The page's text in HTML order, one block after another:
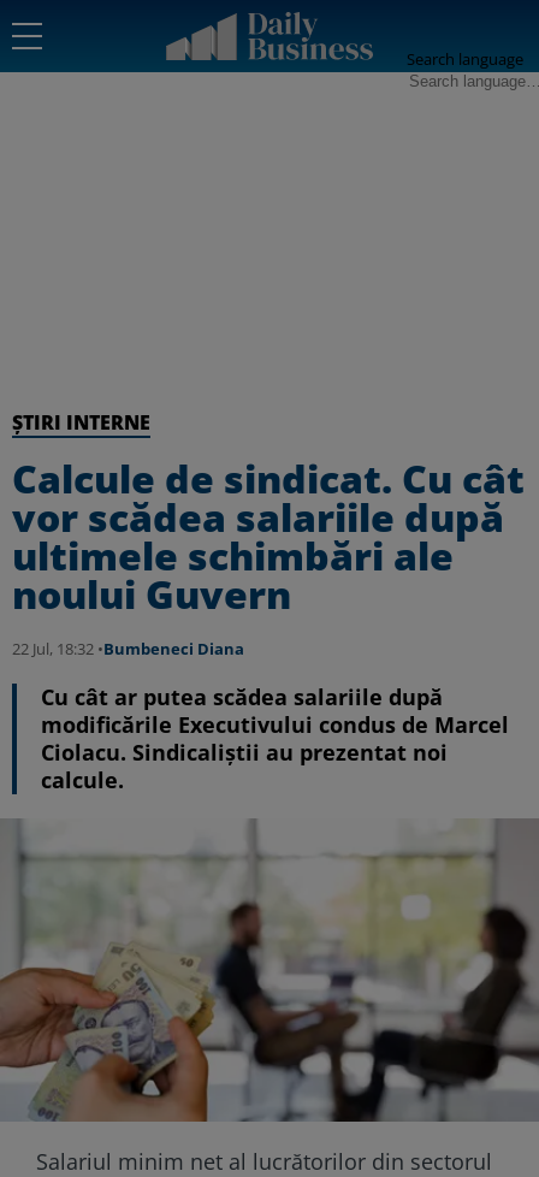
Search language
ȘTIRI INTERNE
Calcule de sindicat. Cu cât
vor scădea salariile după
ultimele schimbări ale
noului Guvern
22 Jul, 18:32 •Bumbeneci Diana
Cu cât ar putea scădea salariile după
modificările Executivului condus de Marcel
Ciolacu. Sindicaliștii au prezentat noi
calcule.
Salariul minim net al lucrătorilor din sectorul